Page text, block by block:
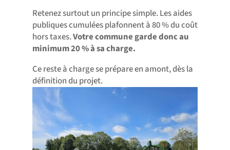
Retenez surtout un principe simple. Les aides
publiques cumulées plafonnent à 80 % du coût
hors taxes.Votre commune garde donc au
minimum 20 % à sa charge.
Ce reste à charge se prépare en amont, dès la
définition du projet.